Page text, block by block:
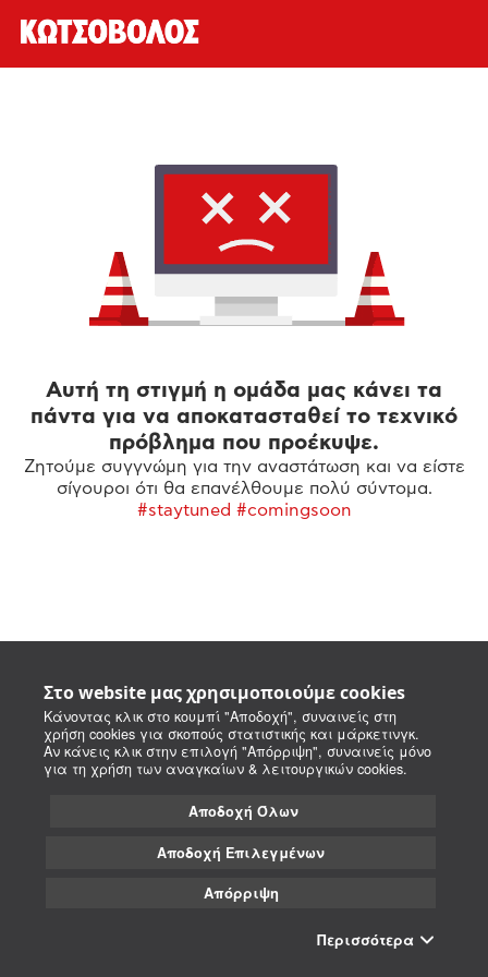
Στο website μας χρησιμοποιούμε cookies
Κάνοντας κλικ στο κουμπί "Αποδοχή", συναινείς στη
χρήση cookies για σκοπούς στατιστικής και μάρκετινγκ.
Αν κάνεις κλικ στην επιλογή "Απόρριψη", συναινείς μόνο
για τη χρήση των αναγκαίων & λειτουργικών cookies.
Αποδοχή Όλων
Αποδοχή Επιλεγμένων
Απόρριψη
Περισσότερα
Αυτή τη στιγμή η ομάδα μας κάνει τα
πάντα για να αποκατασταθεί το τεχνικό
πρόβλημα που προέκυψε.
Ζητούμε συγγνώμη για την αναστάτωση και να είστε
σίγουροι ότι θα επανέλθουμε πολύ σύντομα.
#staytuned #comingsoon